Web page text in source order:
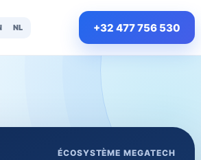
NL +32 477 756 530
ÉCOSYSTÈME MEGATECH